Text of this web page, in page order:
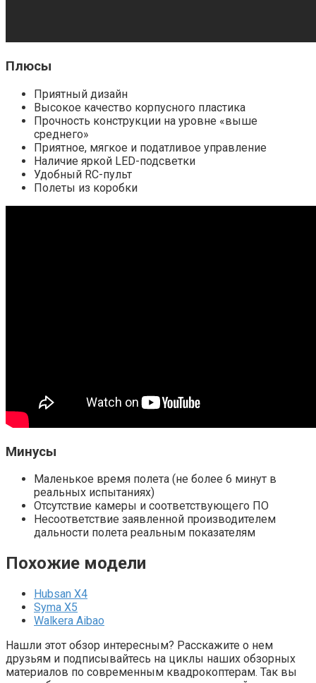
Плюсы
Приятный дизайн
Высокое качество корпусного пластика
Прочность конструкции на уровне «выше
среднего»
Приятное, мягкое и податливое управление
Наличие яркой LED-подсветки
Удобный RC-пульт
Полеты из коробки
Минусы
Маленькое время полета (не более 6 минут в
реальных испытаниях)
Отсутствие камеры и соответствующего ПО
Несоответствие заявленной производителем
дальности полета реальным показателям
Похожие модели
Hubsan X4
Syma X5
Walkera Aibao
Нашли этот обзор интересным? Расскажите о нем
друзьям и подписывайтесь на циклы наших обзорных
материалов по современным квадрокоптерам. Так вы